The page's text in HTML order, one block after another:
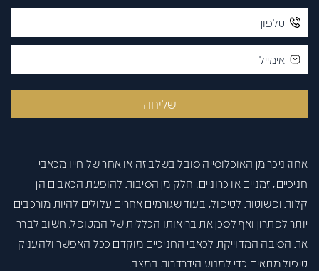
שליחה
אחוז ניכר מן האוכלוסייה סובל בשלב זה או אחר של חייו מכאבי
חניכיים, זמניים או כרוניים. חלק מן הסיבות להופעת הכאבים הן
קלות ופשוטות לטיפול, בעוד שגורמים אחרים עלולים להיות מורכבים
יותר לפתרון ואף לסכן את בריאותו הכללית של המטופל. חשוב לברר
את הסיבה המדוייקת לכאבי החניכיים מוקדם ככל האפשר ולהעניק
טיפול מתאים כדי למנוע הידרדרות במצב.